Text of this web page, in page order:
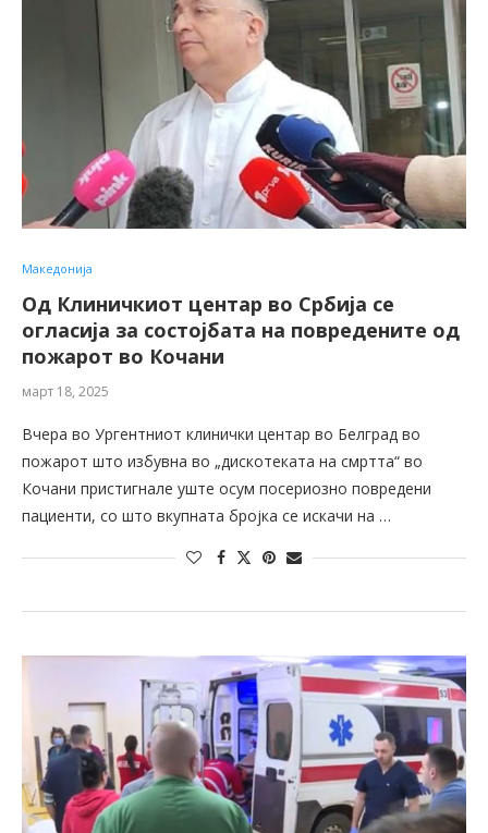
Македонија
Од Клиничкиот центар во Србија се
огласија за состојбата на повредените од
пожарот во Кочани
март 18, 2025
Вчера во Ургентниот клинички центар во Белград во
пожарот што избувна во „дискотеката на смртта“ во
Кочани пристигнале уште осум посериозно повредени
пациенти, со што вкупната бројка се искачи на …